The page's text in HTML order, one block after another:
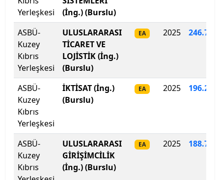
Biruni Üniversitesi
Bitlis Eren Üniversitesi
Boğaziçi Üniversitesi
Bolu Abant İzzet Baysal Üniversitesi
Burdur Mehmet Akif Ersoy Üniversitesi
Bursa Teknik Üniversitesi
Bursa Uludağ Üniversitesi
Yerleşkesi
(İng.) (Burslu)
ASBÜ-
Kuzey
Kıbrıs
Yerleşkesi
ULUSLARARASI
TİCARET VE
LOJİSTİK (İng.)
(Burslu)
EA 2025 246.759
ASBÜ-
Kuzey
Kıbrıs
Yerleşkesi
İKTİSAT (İng.)
(Burslu)
EA 2025 196.229
ASBÜ-
Kuzey
Kıbrıs
ULUSLARARASI
GİRİŞİMCİLİK
(İng.) (Burslu)
EA 2025 188.720